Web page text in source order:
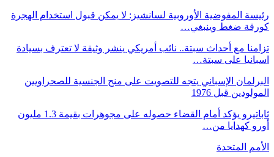
رئيسة المفوضية الأوروبية لسانشيز: لا يمكن قبول استخدام الهجرة
كورقة ضغط وينبغي…
تزامنا مع أحداث سبتة.. نائب أمريكي ينشر وثيقة لا تعترف بسيادة
اسبانيا على سبتة…
البرلمان الإسباني يتجه للتصويت على منح الجنسية للصحراويين
المولودين قبل 1976
ثاباتيرو يؤكد أمام القضاء حصوله على مجوهرات بقيمة 1.3 مليون
أورو كهدايا من…
الأمم المتحدة